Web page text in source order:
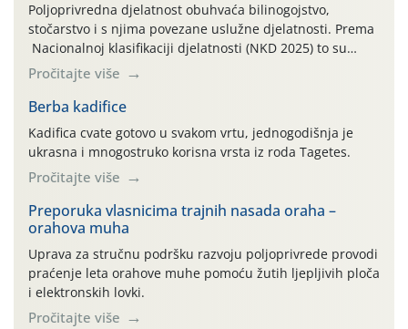
Poljoprivredna djelatnost obuhvaća bilinogojstvo,
stočarstvo i s njima povezane uslužne djelatnosti. Prema
Nacionalnoj klasifikaciji djelatnosti (NKD 2025) to su
skupne 01.1, 01.2, 01.3, 01.4, 01.5 i 01.6. Djelatnost
prerade poljoprivrednih proizvoda je svako djelovanje na
poljoprivredni proizvod čiji je rezultat proizvod koji
također može biti poljoprivredni proizvod poput npr.
maslinovog ulja, bučinog ulja, vino od […]
Pročitajte više
Berba kadifice
Kadifica cvate gotovo u svakom vrtu, jednogodišnja je
ukrasna i mnogostruko korisna vrsta iz roda Tagetes.
Pročitajte više
Preporuka vlasnicima trajnih nasada oraha –
orahova muha
Uprava za stručnu podršku razvoju poljoprivrede provodi
praćenje leta orahove muhe pomoću žutih ljepljivih ploča
i elektronskih lovki.
Pročitajte više